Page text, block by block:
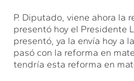
P. Diputado, viene ahora la
presentó hoy el Presidente
presentó, ya la envía hoy a
pasó con la reforma en
tendría esta reforma en